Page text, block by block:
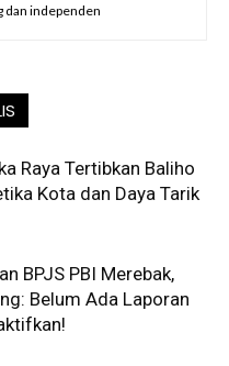
dan independen
Raya Tertibkan Baliho
Kota dan Daya Tarik
BPJS PBI Merebak,
Belum Ada Laporan